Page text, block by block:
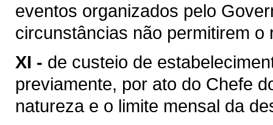
eventos organizados pelo
circunstâncias não permitirem
XI - de custeio de
previamente, por ato do Chefe
natureza e o limite mensal da